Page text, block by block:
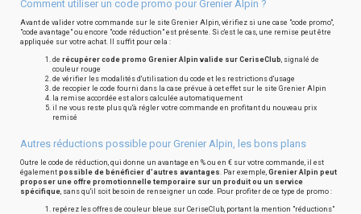
Comment utiliser un code promo pour Grenier Alpin ?
Avant de valider votre commande sur le site Grenier Alpin, vérifiez si une case "code promo",
"code avantage" ou encore "code réduction" est présente. Si c'est le cas, une remise peut être
appliquée sur votre achat. Il suffit pour cela :
de récupérer code promo Grenier Alpin valide sur CeriseClub, signalé de
couleur rouge
de vérifier les modalités d'utilisation du code et les restrictions d'usage
de recopier le code fourni dans la case prévue à cet effet sur le site Grenier Alpin
la remise accordée est alors calculée automatiquement
il ne vous reste plus qu'à régler votre commande en profitant du nouveau prix
remisé
Autres réductions possible pour Grenier Alpin, les bons plans
Outre le code de réduction, qui donne un avantage en % ou en € sur votre commande, il est
également possible de bénéficier d'autres avantages. Par exemple, Grenier Alpin peut
proposer une offre promotionnelle temporaire sur un produit ou un service
spécifique, sans qu'il soit besoin de renseigner un code. Pour profiter de ce type de promo :
repérez les offres de couleur bleue sur CeriseClub, portant la mention "réductions"